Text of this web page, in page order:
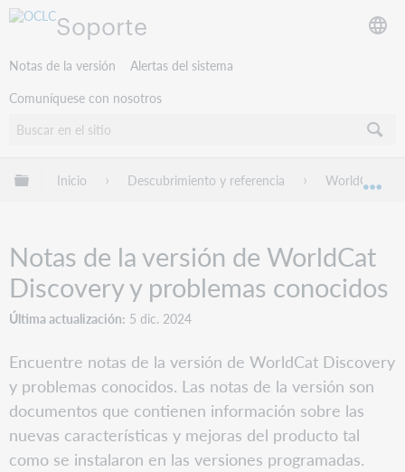
Soporte
Notas de la versión
Alertas del sistema
Comuníquese con nosotros
Expandir/contraer jerarquía global
Inicio Descubrimiento y referencia WorldCat
Notas de la versión de WorldCat
Discovery y problemas conocidos
Última actualización 5 dic. 2024
Encuentre notas de la versión de WorldCat Discovery
y problemas conocidos. Las notas de la versión son
documentos que contienen información sobre las
nuevas características y mejoras del producto tal
como se instalaron en las versiones programadas.